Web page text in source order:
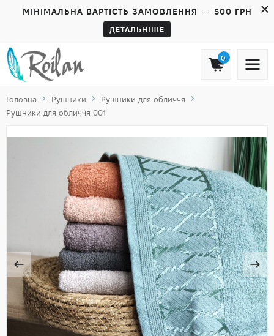
МІНІМАЛЬНА ВАРТІСТЬ ЗАМОВЛЕННЯ — 500 ГРН
ДЕТАЛЬНІШЕ
0
Головна Рушники
Рушники для обличчя
Рушники для обличчя 001